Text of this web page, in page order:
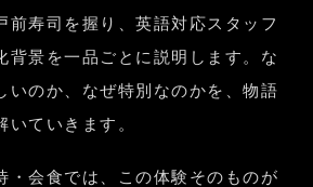
前寿司を握り、英語対応スタッフ
背景を一品ごとに説明します。な
いのか、なぜ特別なのかを、物語
いていきます。
・会食では、この体験そのものが